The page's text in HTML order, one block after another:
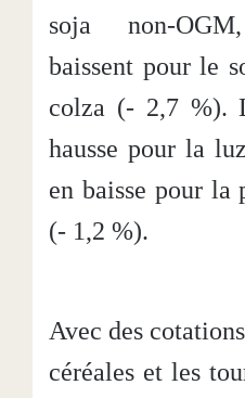
soja non-
baissent pour le
colza (- 2,7 %).
hausse pour la
en baisse pour la
(- 1,2 %).
Avec des
céréales et les